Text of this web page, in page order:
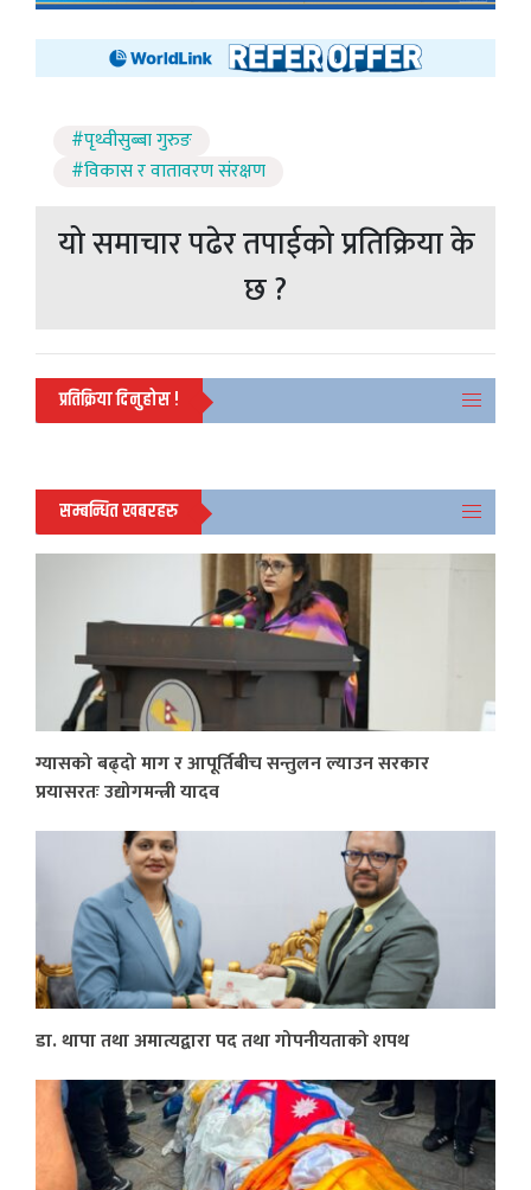
#पृथ्वीसुब्बा गुरुङ
#विकास र वातावरण संरक्षण
यो समाचार पढेर तपाईको प्रतिक्रिया के
छ ?
प्रतिक्रिया दिनुहोस !
सम्बन्धित खबरहरु
ग्यासको बढ्दो माग र आपूर्तिबीच सन्तुलन ल्याउन सरकार
प्रयासरतः उद्योगमन्त्री यादव
डा. थापा तथा अमात्यद्वारा पद तथा गोपनीयताको शपथ